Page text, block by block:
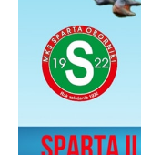
pośredników
wiadomości,
społecznościowych.